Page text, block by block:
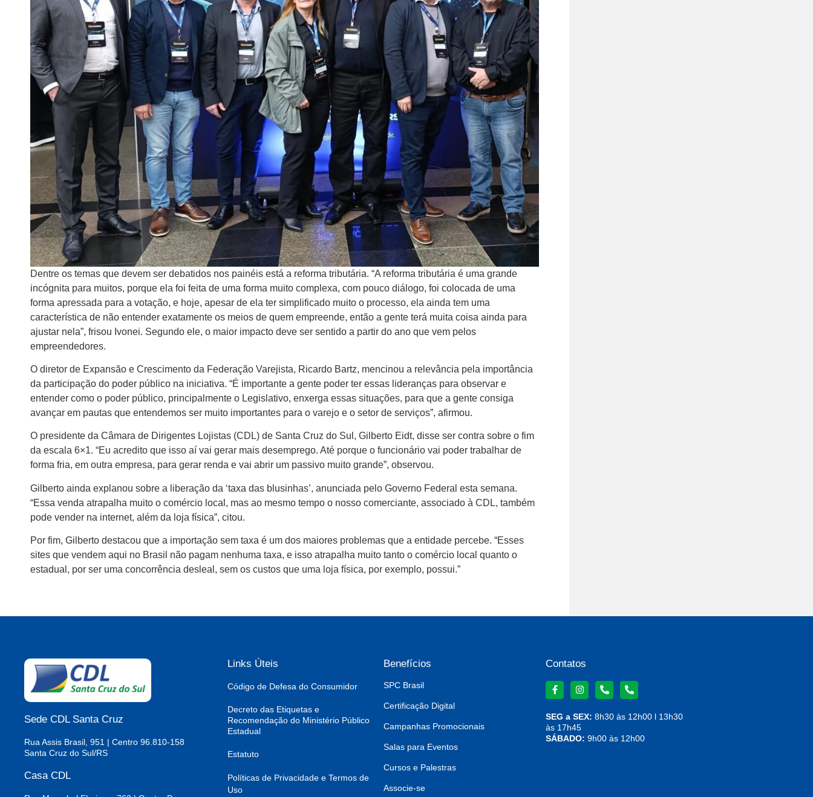
Dentre os temas que devem ser debatidos nos painéis está a reforma tributária. “A reforma tributária é uma grande
incógnita para muitos, porque ela foi feita de uma forma muito complexa, com pouco diálogo, foi colocada de uma
forma apressada para a votação, e hoje, apesar de ela ter simplificado muito o processo, ela ainda tem uma
característica de não entender exatamente os meios de quem empreende, então a gente terá muita coisa ainda para
ajustar nela”, frisou Ivonei. Segundo ele, o maior impacto deve ser sentido a partir do ano que vem pelos
empreendedores.
O diretor de Expansão e Crescimento da Federação Varejista, Ricardo Bartz, mencinou a relevância pela importância
da participação do poder público na iniciativa. “É importante a gente poder ter essas lideranças para observar e
entender como o poder público, principalmente o Legislativo, enxerga essas situações, para que a gente consiga
avançar em pautas que entendemos ser muito importantes para o varejo e o setor de serviços”, afirmou.
O presidente da Câmara de Dirigentes Lojistas (CDL) de Santa Cruz do Sul, Gilberto Eidt, disse ser contra sobre o fim
da escala 6×1. “Eu acredito que isso aí vai gerar mais desemprego. Até porque o funcionário vai poder trabalhar de
forma fria, em outra empresa, para gerar renda e vai abrir um passivo muito grande”, observou.
Gilberto ainda explanou sobre a liberação da ‘taxa das blusinhas’, anunciada pelo Governo Federal esta semana.
“Essa venda atrapalha muito o comércio local, mas ao mesmo tempo o nosso comerciante, associado à CDL, também
pode vender na internet, além da loja física”, citou.
Por fim, Gilberto destacou que a importação sem taxa é um dos maiores problemas que a entidade percebe. “Esses
sites que vendem aqui no Brasil não pagam nenhuma taxa, e isso atrapalha muito tanto o comércio local quanto o
estadual, por ser uma concorrência desleal, sem os custos que uma loja física, por exemplo, possui.”
Sede CDL Santa Cruz
Rua Assis Brasil, 951 | Centro 96.810-158
Santa Cruz do Sul/RS
Casa CDL
Links Úteis
Código de Defesa do Consumidor
Decreto das Etiquetas e
Recomendação do Ministério Público
Estadual
Estatuto
Políticas de Privacidade e Termos de
Uso
Benefícios
SPC Brasil
Certificação Digital
Campanhas Promocionais
Salas para Eventos
Cursos e Palestras
Associe-se
Contatos
SEG a SEX: 8h30 às 12h00 l 13h30
às 17h45
SÁBADO: 9h00 às 12h00